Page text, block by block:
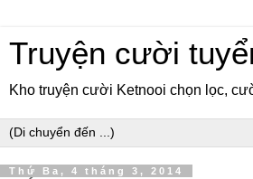
Truyện cười
Kho truyện cười Ketnooi chọn lọc,
Thứ Ba, 4 tháng 3, 2014